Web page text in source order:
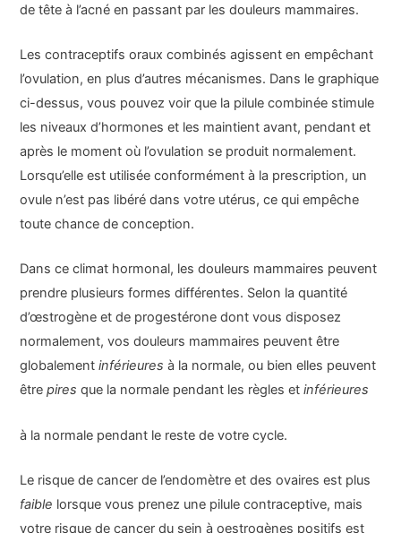
de tête à l’acné en passant par les douleurs mammaires.
Les contraceptifs oraux combinés agissent en empêchant
l’ovulation, en plus d’autres mécanismes. Dans le graphique
ci-dessus, vous pouvez voir que la pilule combinée stimule
les niveaux d’hormones et les maintient avant, pendant et
après le moment où l’ovulation se produit normalement.
Lorsqu’elle est utilisée conformément à la prescription, un
ovule n’est pas libéré dans votre utérus, ce qui empêche
toute chance de conception.
Dans ce climat hormonal, les douleurs mammaires peuvent
prendre plusieurs formes différentes. Selon la quantité
d’œstrogène et de progestérone dont vous disposez
normalement, vos douleurs mammaires peuvent être
globalementinférieures à la normale, ou bien elles peuvent
êtrepires que la normale pendant les règles etinférieures
à la normale pendant le reste de votre cycle.
Le risque de cancer de l’endomètre et des ovaires est plus
faible lorsque vous prenez une pilule contraceptive, mais
votre risque de cancer du sein à oestrogènes positifs est